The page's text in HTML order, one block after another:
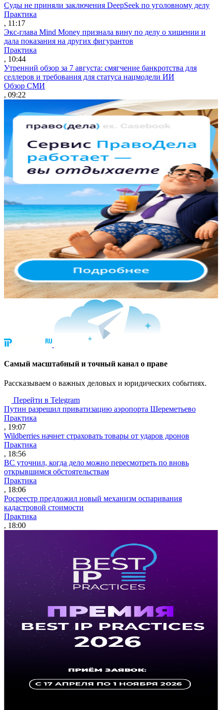
Суды не приняли заключения DeepSeek по уголовному делу
Практика
, 11:17
Экс-глава Mind Money признала вину по делу о хищении и
дала показания на других фигурантов
Практика
, 10:44
Утренний обзор за 7 августа: смягчение банкротства для
селлеров и требования для статуса нацмодели ИИ
Обзор СМИ
, 09:22
Cамый масштабный и точный канал о праве
Рассказываем о важных деловых и юридических событиях.
Перейти в Telegram
Путин разрешил приватизацию аэропорта Шереметьево
Практика
, 19:07
Wildberries начнет страховать товары от ударов дронов
Практика
, 18:56
ВС уточнил, когда дело можно пересмотреть по вновь
открывшимся обстоятельствам
Практика
, 18:06
Росреестр предложил новый механизм оспаривания
кадастровой стоимости
Практика
, 18:00